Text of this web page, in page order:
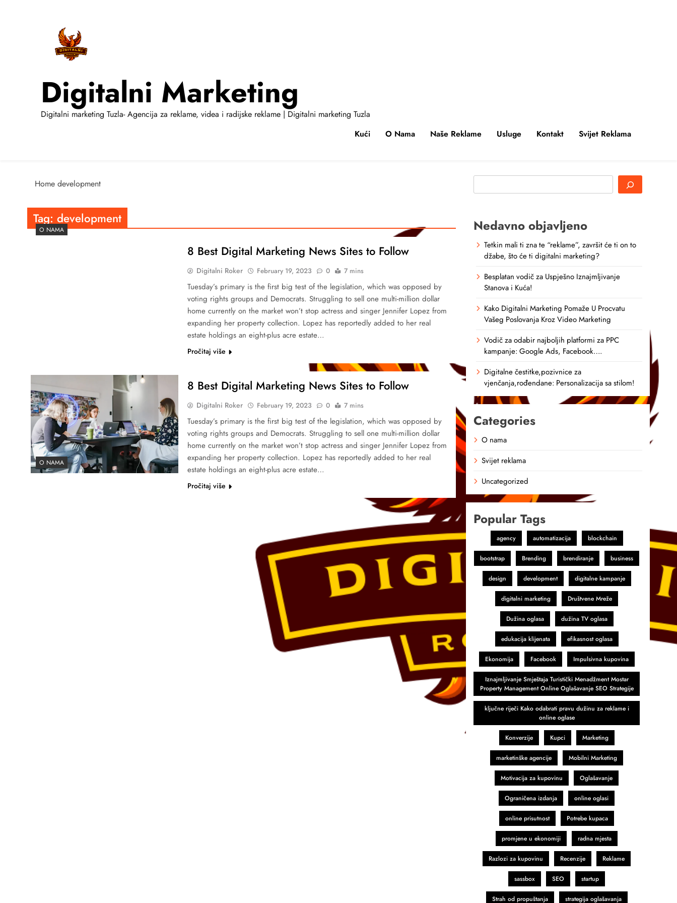
Digitalni Marketing
Digitalni marketing Tuzla- Agencija za reklame, videa i radijske reklame | Digitalni marketing Tuzla
Kući
O Nama Naše Reklame Usluge Kontakt Svijet Reklama
Home development
Tag: development
O NAMA
8 Best Digital Marketing News Sites to Follow
Digitalni Roker February 19, 2023 0 7 mins
Tuesday’s primary is the first big test of the legislation, which was opposed by
voting rights groups and Democrats. Struggling to sell one multi-million dollar
home currently on the market won’t stop actress and singer Jennifer Lopez from
expanding her property collection. Lopez has reportedly added to her real
estate holdings an eight-plus acre estate…
Pročitaj više
O NAMA
8 Best Digital Marketing News Sites to Follow
Digitalni Roker February 19, 2023 0 7 mins
Tuesday’s primary is the first big test of the legislation, which was opposed by
voting rights groups and Democrats. Struggling to sell one multi-million dollar
home currently on the market won’t stop actress and singer Jennifer Lopez from
expanding her property collection. Lopez has reportedly added to her real
estate holdings an eight-plus acre estate…
Pročitaj više
Nedavno objavljeno
Tetkin mali ti zna te “reklame”, završit će ti on to
džabe, što će ti digitalni marketing?
Besplatan vodič za Uspješno Iznajmljivanje
Stanova i Kuća!
Kako Digitalni Marketing Pomaže U Procvatu
Vašeg Poslovanja Kroz Video Marketing
Vodič za odabir najboljih platformi za PPC
kampanje: Google Ads, Facebook….
Digitalne čestitke,pozivnice za
vjenčanja,rođendane: Personalizacija sa stilom!
Categories
O nama
Svijet reklama
Uncategorized
Popular Tags
agency automatizacija blockchain
bootstrap Brending brendiranje business
design development digitalne kampanje
digitalni marketing Društvene Mreže
Dužina oglasa dužina TV oglasa
edukacija klijenata efikasnost oglasa
Ekonomija Facebook Impulsivna kupovina
Iznajmljivanje Smještaja Turistički Menadžment Mostar
Property Management Online Oglašavanje SEO Strategije
ključne riječi Kako odabrati pravu dužinu za reklame i
online oglase
Konverzije Kupci Marketing
marketinške agencije Mobilni Marketing
Motivacija za kupovinu Oglašavanje
Ograničena izdanja online oglasi
online prisutnost Potrebe kupaca
promjene u ekonomiji radna mjesta
Razlozi za kupovinu Recenzije Reklame
sassbox SEO startup
Strah od propuštanja strategija oglašavanja